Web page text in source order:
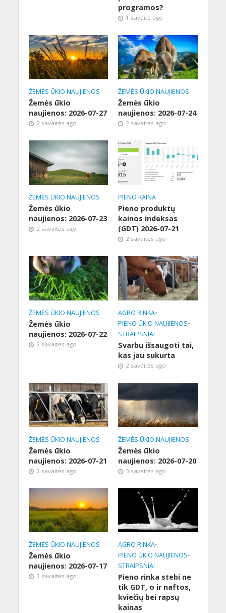
programos?
1 savaitė ago
ŽEMĖS ŪKIO NAUJIENOS
Žemės ūkio
naujienos: 2026-07-27
2 savaitės ago
ŽEMĖS ŪKIO NAUJIENOS
Žemės ūkio
naujienos: 2026-07-24
2 savaitės ago
ŽEMĖS ŪKIO NAUJIENOS
Žemės ūkio
naujienos: 2026-07-23
2 savaitės ago
PIENO KAINA
Pieno produktų
kainos indeksas
(GDT) 2026-07-21
2 savaitės ago
ŽEMĖS ŪKIO NAUJIENOS
Žemės ūkio
naujienos: 2026-07-22
2 savaitės ago
AGRO RINKA•
PIENO ŪKIO NAUJIENOS•
STRAIPSNIAI
Svarbu išsaugoti tai,
kas jau sukurta
2 savaitės ago
ŽEMĖS ŪKIO NAUJIENOS
Žemės ūkio
naujienos: 2026-07-21
2 savaitės ago
ŽEMĖS ŪKIO NAUJIENOS
Žemės ūkio
naujienos: 2026-07-20
3 savaitės ago
ŽEMĖS ŪKIO NAUJIENOS
Žemės ūkio
naujienos: 2026-07-17
3 savaitės ago
AGRO RINKA•
PIENO ŪKIO NAUJIENOS•
STRAIPSNIAI
Pieno rinka stebi ne
tik GDT, o ir naftos,
kviečių bei rapsų
kainas